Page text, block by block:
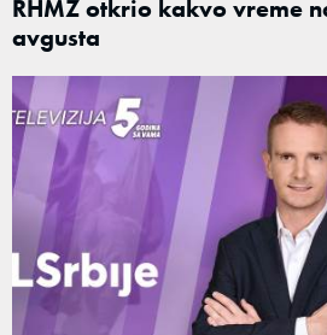
RHMZ otkrio kakvo vreme
avgusta